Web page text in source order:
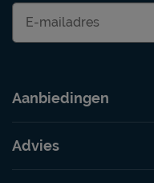
Aanbiedingen
Advies